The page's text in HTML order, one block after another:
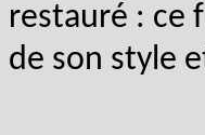
restauré : ce
de son style